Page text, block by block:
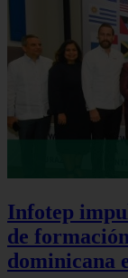
Infotep
de
dominicana